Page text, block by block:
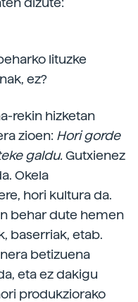
lituzke
ez?
rekin hizketan
zioen: Hori gorde
galdu.Gutxienez
Okela
hori kultura da.
behar dute hemen
baserriak, etab.
betizuena
eta ez dakigu
produkziorako